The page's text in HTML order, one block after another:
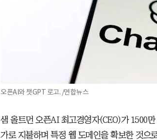
오픈AI와 챗GPT 로고. /연합뉴스
샘 올트먼 오픈AI 최고경영자(CEO)가 1500
가로 지불하며 특정 웹 도메인을 확보한 것으